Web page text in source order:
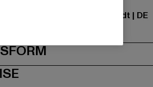
7 | 64372 Ober-Ramstadt | DE
PASSFORM